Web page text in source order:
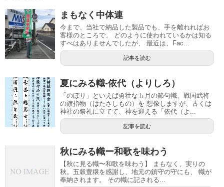
まもなく中体連
今まで、当社で納品した製品でも、手を離れればお
客様のところで、 どのように使われているかは知る
すべはありませんでしたが、 最近は、Fac...
記事を読む
夏にみる幟-依代（よりしろ）
「のぼり」といえば勇壮な五月の節句幟、戦国武将
の旗指物（はたさしもの）を 想像しますが、古くは
神社の祭礼に立てて、神を迎える「依代（よ...
記事を読む
秋にみる幟ー和歌を味わう
【秋に見る幟〜和歌を味わう】 まもなく、実りの
秋。五穀豊穣を感謝し、地元の鎮守の守にも、 幟が
奉納されます。 その幟に記される...